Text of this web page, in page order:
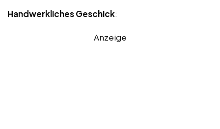
Handwerkliches Geschick:
Anzeige